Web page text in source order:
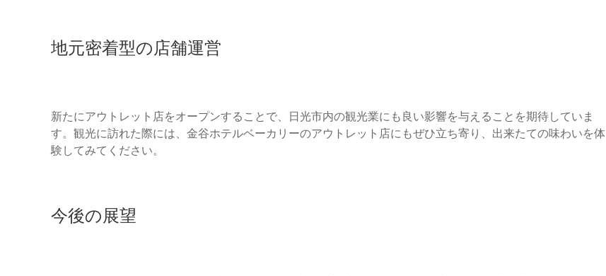
地元密着型の店舗運営
新たにアウトレット店をオープンすることで、日光市内の観光業にも良い影響を与えることを期待していま
す。観光に訪れた際には、金谷ホテルベーカリーのアウトレット店にもぜひ立ち寄り、出来たての味わいを体
験してみてください。
今後の展望